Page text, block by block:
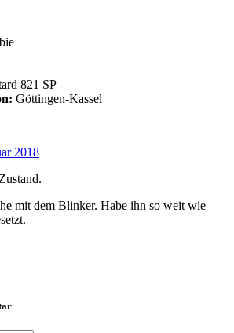
821 SP
Göttingen-Kassel
2018
mit dem Blinker. Habe ihn so weit wie